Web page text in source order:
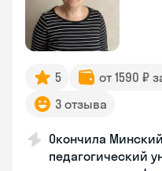
5 от 1590 ₽
3 отзыва
Окончила
педагогический